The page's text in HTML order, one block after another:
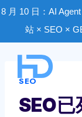
8 月 10 日：AI
站 × SEO ×
content
SEO
SEO